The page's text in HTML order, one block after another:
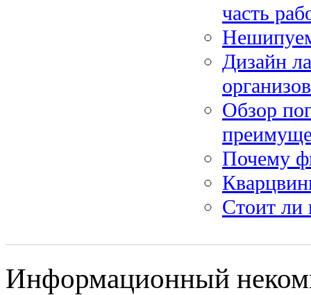
часть
Дизайн
Обзор
Почему
Стоит ли
Информационный